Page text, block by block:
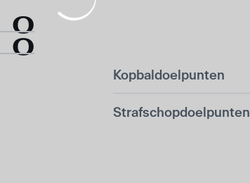
Kopbaldoelpunten
Strafschopdoelpunten
0
0